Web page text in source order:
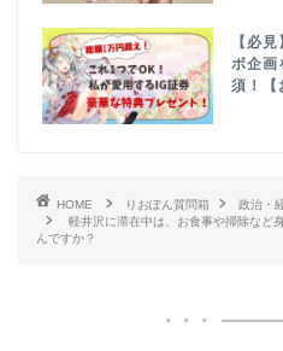
【必
ボ企画
須！【
HOME りおぽん質問箱
政治・
軽井沢に滞在中は、お食事や掃除など
んですか？